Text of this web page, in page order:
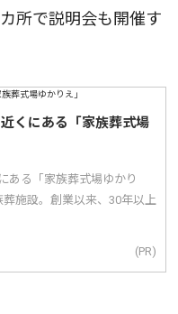
所で説明会も開催す
くにある「家族葬式場
ある「家族葬式場ゆかり
施設。創業以来、30年以上
(PR)